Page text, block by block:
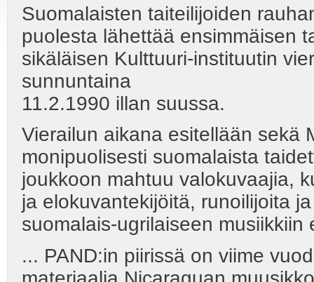
Suomalaisten taiteilijoiden
puolesta lähettää ensimmäisen
sikäläisen Kulttuuri-instituutin
sunnuntaina
11.2.1990 illan suussa.
Vierailun aikana esitellään sekä
monipuolisesti suomalaista
joukkoon mahtuu valokuvaajia,
ja elokuvantekijöitä, runoilijoita
suomalais-ugrilaiseen
... PAND:in piirissä on viime